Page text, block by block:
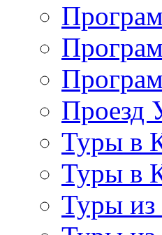
Проезд
Туры в
Туры в
Туры из